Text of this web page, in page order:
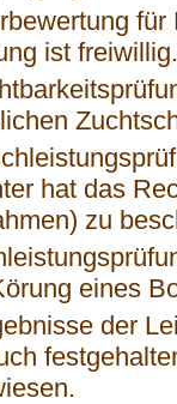
ist freiwillig.
hat das
zu
eines
der